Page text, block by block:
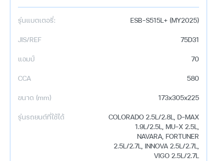
รุ่นแบตเตอรี่:
ESB-S515L+ (MY2025)
JIS/REF
75D31
แอมป์
70
CCA
580
ขนาด (mm)
173x305x225
รุ่นรถยนต์ที่ใช้ได้
COLORADO 2.5L/2.8L, D-MAX
1.9L/2.5L, MU-X 2.5L,
NAVARA, FORTUNER
2.5L/2.7L, INNOVA 2.5L/2.7L,
VIGO 2.5L/2.7L